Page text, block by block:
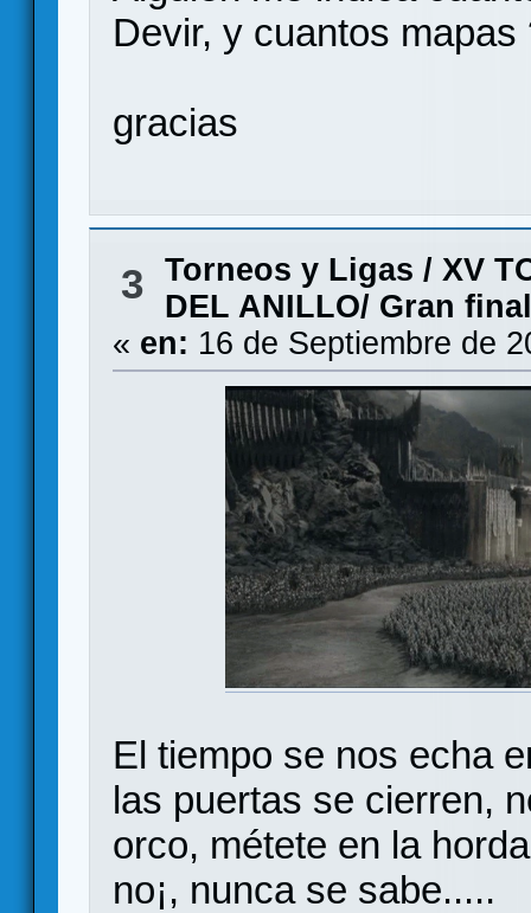
Devir, y cuantos mapas
gracias
3 Torneos y Ligas / XV
DEL ANILLO/ Gran final
« en: 16 de Septiembre de
El tiempo se nos echa
las puertas se cierren,
orco, métete en la
no¡, nunca se sabe.....